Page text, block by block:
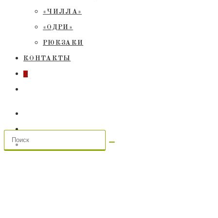
«ЧИЛЛА»
«ОДРИ»
РЮКЗАКИ
КОНТАКТЫ
0